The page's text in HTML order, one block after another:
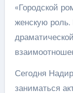
«Городской
женскую роль.
Сегодня
заниматься